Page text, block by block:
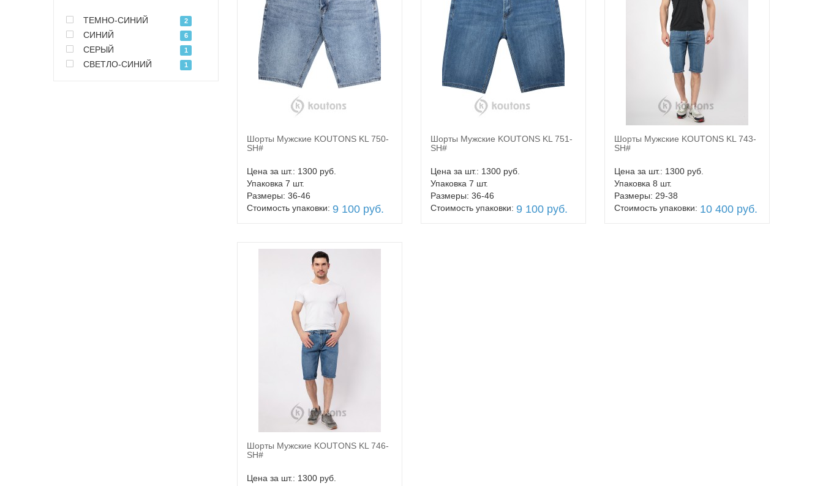
ТЕМНО-СИНИЙ 2
СИНИЙ 6
СЕРЫЙ 1
СВЕТЛО-СИНИЙ 1
В корзину
Шорты Мужские KOUTONS KL 750-
SH#
Цена за шт.: 1300 руб.
Упаковка 7 шт.
Размеры: 36-46
Стоимость упаковки: 9 100 руб.
В корзину
Шорты Мужские KOUTONS KL 751-
SH#
Цена за шт.: 1300 руб.
Упаковка 7 шт.
Размеры: 36-46
Стоимость упаковки: 9 100 руб.
В корзину
Шорты Мужские KOUTONS KL 743-
SH#
Цена за шт.: 1300 руб.
Упаковка 8 шт.
Размеры: 29-38
Стоимость упаковки: 10 400 руб.
В корзину
Шорты Мужские KOUTONS KL 746-
SH#
Цена за шт.: 1300 руб.